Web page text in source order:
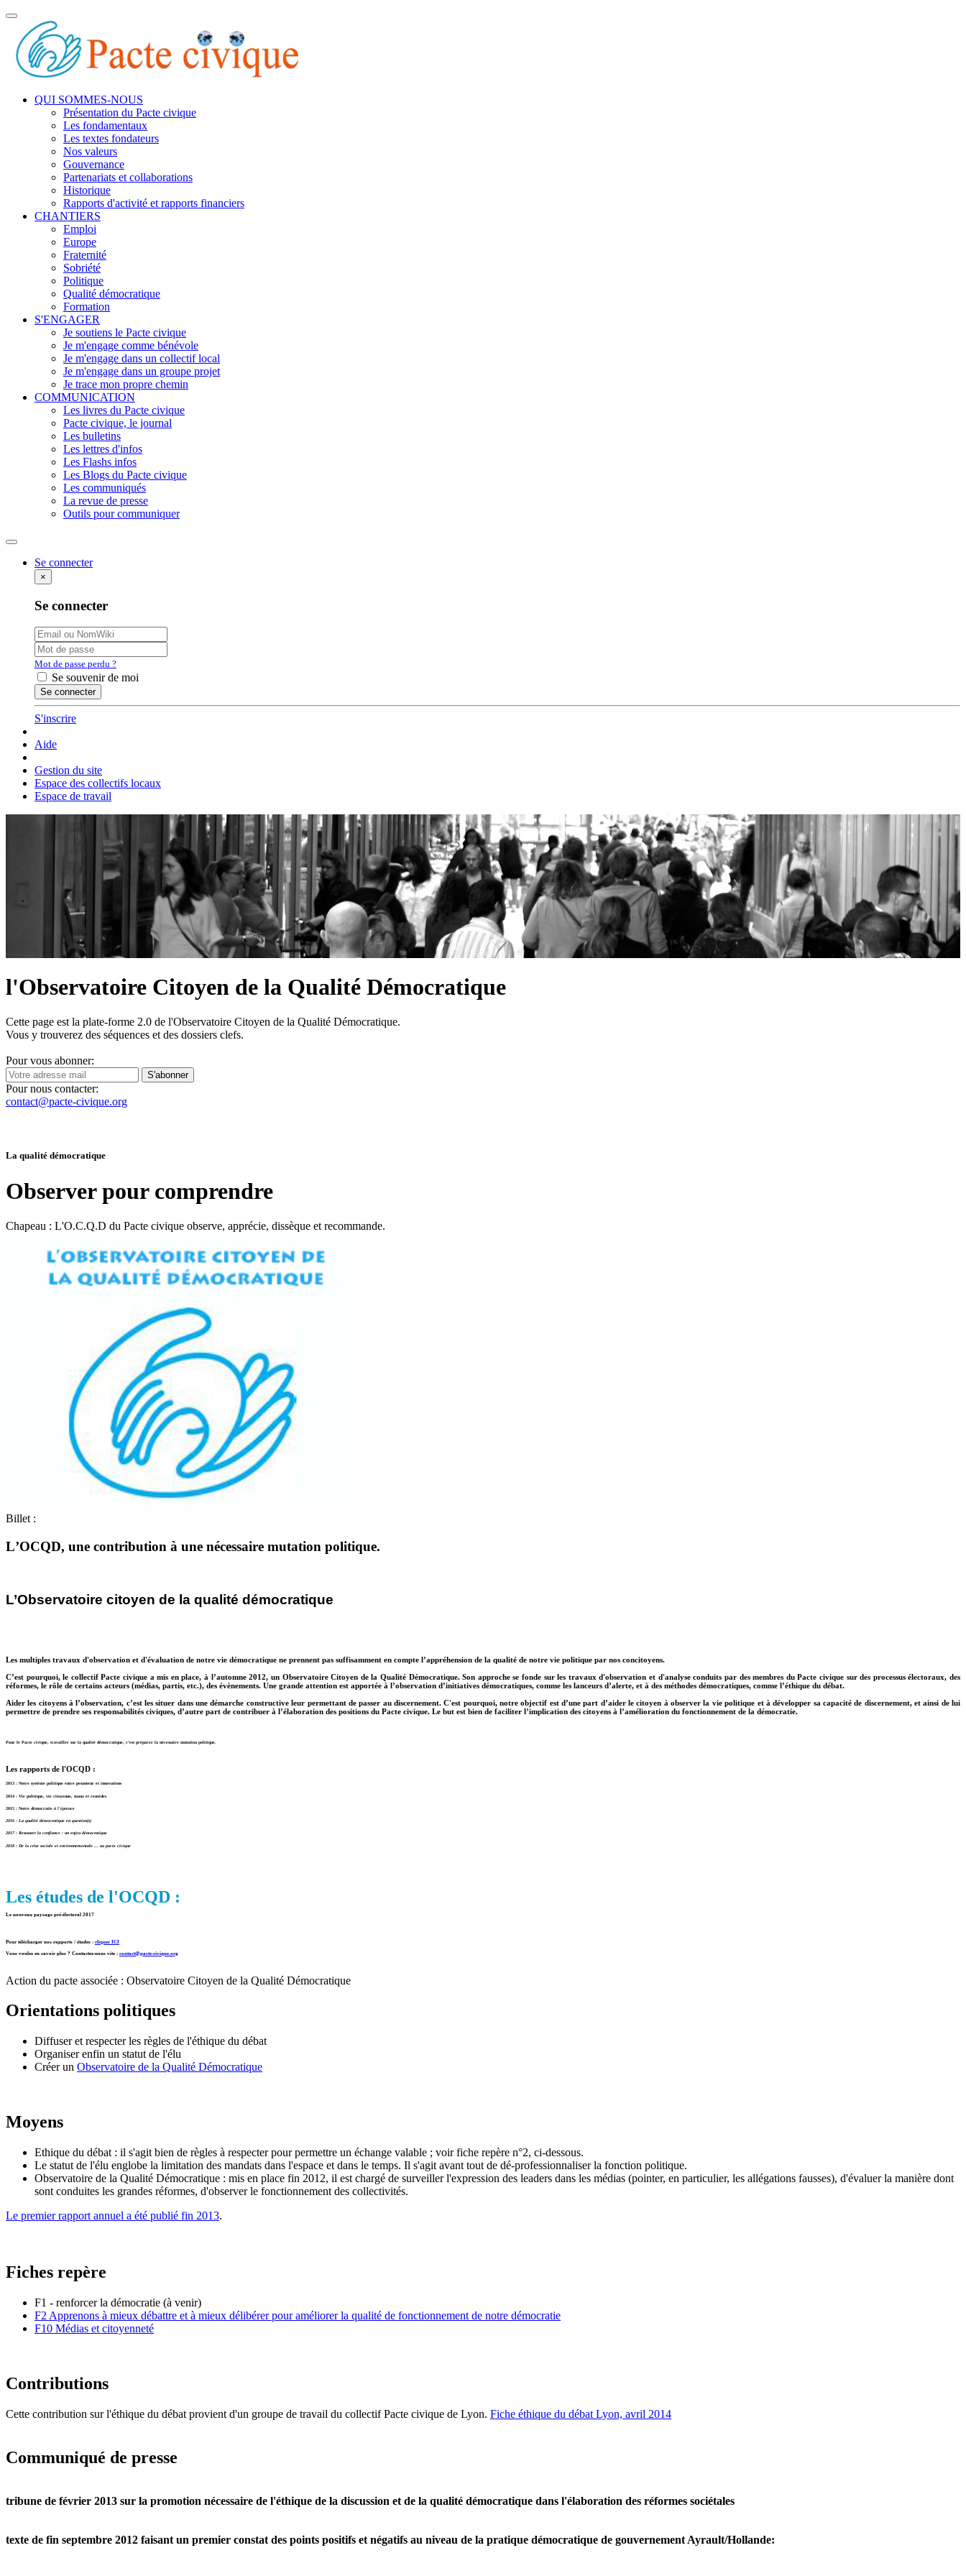
Toggle
navigation
QUI SOMMES-NOUS
Présentation du Pacte civique
Les fondamentaux
Les textes fondateurs
Nos valeurs
Gouvernance
Partenariats et collaborations
Historique
Rapports d'activité et rapports financiers
CHANTIERS
Emploi
Europe
Fraternité
Sobriété
Politique
Qualité démocratique
Formation
S'ENGAGER
Je soutiens le Pacte civique
Je m'engage comme bénévole
Je m'engage dans un collectif local
Je m'engage dans un groupe projet
Je trace mon propre chemin
COMMUNICATION
Les livres du Pacte civique
Pacte civique, le journal
Les bulletins
Les lettres d'infos
Les Flashs infos
Les Blogs du Pacte civique
Les communiqués
La revue de presse
Outils pour communiquer
Rechercher
Se connecter
×
Se connecter
Mot de passe perdu ?
Se souvenir de moi
S'inscrire
Aide
Gestion du site
Espace des collectifs locaux
Espace de travail
l'Observatoire Citoyen de la Qualité Démocratique
Cette page est la plate-forme 2.0 de l'Observatoire Citoyen de la Qualité Démocratique.
Vous y trouverez des séquences et des dossiers clefs.
Pour vous abonner:
S'abonner
Pour nous contacter:
contact@pacte-civique.org
La qualité démocratique
Observer pour comprendre
Chapeau : L'O.C.Q.D du Pacte civique observe, apprécie, dissèque et recommande.
Billet :
L’OCQD, une contribution à une nécessaire mutation politique.
L’Observatoire citoyen de la qualité démocratique
Les multiples travaux d'observation et d'évaluation de notre vie démocratique ne prennent pas suffisamment en compte l’appréhension de la qualité de notre vie politique par nos concitoyens.
C’est pourquoi, le collectif Pacte civique a mis en place, à l’automne 2012, un Observatoire Citoyen de la Qualité Démocratique. Son approche se fonde sur les travaux d'observation et d'analyse conduits par des membres du Pacte civique sur des processus électoraux, des
réformes, le rôle de certains acteurs (médias, partis, etc.), des évènements. Une grande attention est apportée à l’observation d’initiatives démocratiques, comme les lanceurs d’alerte, et à des méthodes démocratiques, comme l’éthique du débat.
Aider les citoyens à l’observation, c’est les situer dans une démarche constructive leur permettant de passer au discernement.C'est pourquoi, notre objectif est d’une part d’aider le citoyen à observer la vie politique et à développer sa capacité de discernement, et ainsi de lui
permettre de prendre ses responsabilités civiques, d’autre part de contribuer à l’élaboration des positions du Pacte civique. Le but est bien de faciliter l’implication des citoyens à l’amélioration du fonctionnement de la démocratie.
Pour le Pacte civique, travailler sur la qualité démocratique, c’est préparer la nécessaire mutation politique.
Les rapports de l'OCQD :
2013 : Notre système politique entre pesanteur et innovations
2014 : Vie politique, vie citoyenne, maux et remèdes
2015 : Notre démocratie à l'épreuve
2016 : La qualité démocratique en question(s)
2017 : Restaurer la confiance : un enjeu démocratique
2018 : De la crise sociale et environnementale ... au pacte civique
Les études de l'OCQD :
Le nouveau paysage pré-électoral 2017
Pour télécharger nos rapports / études : cliquer ICI
Vous voulez en savoir plus ? Contactez-nous vite : contact@pacte-civique.org
Action du pacte associée : Observatoire Citoyen de la Qualité Démocratique
Orientations politiques
Diffuser et respecter les règles de l'éthique du débat
Organiser enfin un statut de l'élu
Créer un Observatoire de la Qualité Démocratique
Moyens
Ethique du débat : il s'agit bien de règles à respecter pour permettre un échange valable ; voir fiche repère n°2, ci-dessous.
Le statut de l'élu englobe la limitation des mandats dans l'espace et dans le temps. Il s'agit avant tout de dé-professionnaliser la fonction politique.
Observatoire de la Qualité Démocratique : mis en place fin 2012, il est chargé de surveiller l'expression des leaders dans les médias (pointer, en particulier, les allégations fausses), d'évaluer la manière dont
sont conduites les grandes réformes, d'observer le fonctionnement des collectivités.
Le premier rapport annuel a été publié fin 2013.
Fiches repère
F1 - renforcer la démocratie (à venir)
F2 Apprenons à mieux débattre et à mieux délibérer pour améliorer la qualité de fonctionnement de notre démocratie
F10 Médias et citoyenneté
Contributions
Cette contribution sur l'éthique du débat provient d'un groupe de travail du collectif Pacte civique de Lyon. Fiche éthique du débat Lyon, avril 2014
Communiqué de presse
tribune de février 2013 sur la promotion nécessaire de l'éthique de la discussion et de la qualité démocratique dans l'élaboration des réformes sociétales
texte de fin septembre 2012 faisant un premier constat des points positifs et négatifs au niveau de la pratique démocratique de gouvernement Ayrault/Hollande: